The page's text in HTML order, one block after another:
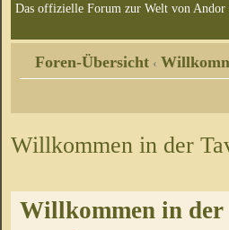
Das offizielle Forum zur Welt von Andor
Foren-Übersicht ‹
Willkommen in der
Willkommen in